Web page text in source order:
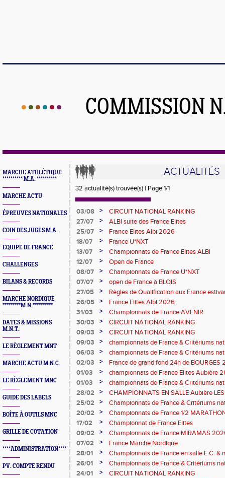
COMMISSION
MARCHE ATHLÉTIQUE
********** M.A. **********
MARCHE ACTU
ÉPREUVES NATIONALES
COIN DES JUGES M.A.
EQUIPE DE FRANCE
CHALLENGES
BILANS & RECORDS
MARCHE NORDIQUE
*********M.N.**********
DATES & MISSIONS
M.N.T.
LE RÈGLEMENT MNT
MARCHE ACTU M.N.C.
LE RÈGLEMENT MNC
GUIDE DES LABELS
BOÎTE À OUTILS MNC
GRILLE DE COTATION
****ADMINISTRATION****
PV. COMPTE RENDU
ACTUALITÉS
32 actualité(s) trouvée(s) | Page 1/1
03/08 >
CIRCUIT NATIONAL RANKING
27/07
>
ALBI suite des France Elites
25/07
>
France Elites Albi 2026
18/07
>
France U*NXT
13/07
>
Championnats de France Elites ALBI
12/07
>
Open de France
08/07
>
Championnats de France U*NXT
07/07
>
open de France à BLOIS
27/05
>
Règles de Qualification aux France
26/05
>
France Elites Albi 2026
31/03
>
Championnats de France AVENIR
30/03
>
CIRCUIT NATIONAL RANKING
09/03
>
CIRCUIT NATIONAL RANKING
09/03
>
championnats de France & Critériums
06/03
>
championnats de France & Critériums
02/03
>
France de grand fond 24h de BOURGES
01/03
>
championnats de France Elites Aubière
01/03
>
championnats de France & Critériums
28/02
>
CHAMPIONNATS EN SALLE Aubière
25/02
>
Championnats de France & Critériums
20/02
>
Championnats de France 1/2
LENS 2026
17/02 >
Championnat de France Elites
09/02
>
Championnats de France MIRAMAS
07/02
>
France Marche Nordique
28/01
>
Championnats de France en salle E.C. &
26/01
>
Championnats de France & Critériums
24/01
>
CIRCUIT NATIONAL RANKING